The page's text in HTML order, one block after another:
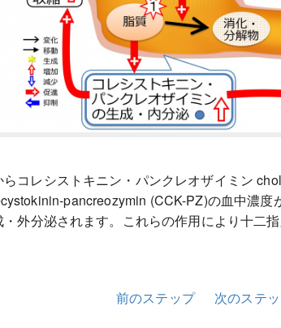
コレシストキニン・パンクレオザイミン
pancreozymin (CCK-PZ)の血中濃
外分泌されます。これらの作用により十二
前のステップ
次のステ